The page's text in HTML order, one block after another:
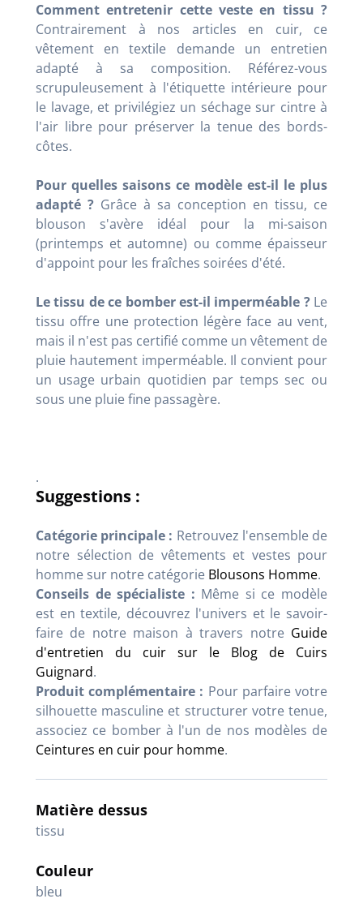
Comment entretenir cette veste en tissu ?
Contrairement à nos articles en cuir, ce
vêtement en textile demande un entretien
adapté à sa composition. Référez-vous
scrupuleusement à l'étiquette intérieure pour
le lavage, et privilégiez un séchage sur cintre à
l'air libre pour préserver la tenue des bords-
côtes.
Pour quelles saisons ce modèle est-il le plus
adapté ? Grâce à sa conception en tissu, ce
blouson s'avère idéal pour la mi-saison
(printemps et automne) ou comme épaisseur
d'appoint pour les fraîches soirées d'été.
Le tissu de ce bomber est-il imperméable ?Le
tissu offre une protection légère face au vent,
mais il n'est pas certifié comme un vêtement de
pluie hautement imperméable. Il convient pour
un usage urbain quotidien par temps sec ou
sous une pluie fine passagère.
.
Suggestions :
Catégorie principale : Retrouvez l'ensemble de
notre sélection de vêtements et vestes pour
homme sur notre catégorie Blousons Homme.
Conseils de spécialiste : Même si ce modèle
est en textile, découvrez l'univers et le savoir-
faire de notre maison à travers notre Guide
d'entretien du cuir sur le Blog de Cuirs
Guignard.
Produit complémentaire : Pour parfaire votre
silhouette masculine et structurer votre tenue,
associez ce bomber à l'un de nos modèles de
Ceintures en cuir pour homme.
Matière dessus
tissu
Couleur
bleu